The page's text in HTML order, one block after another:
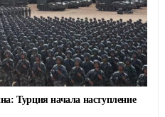
Турция начала наступление